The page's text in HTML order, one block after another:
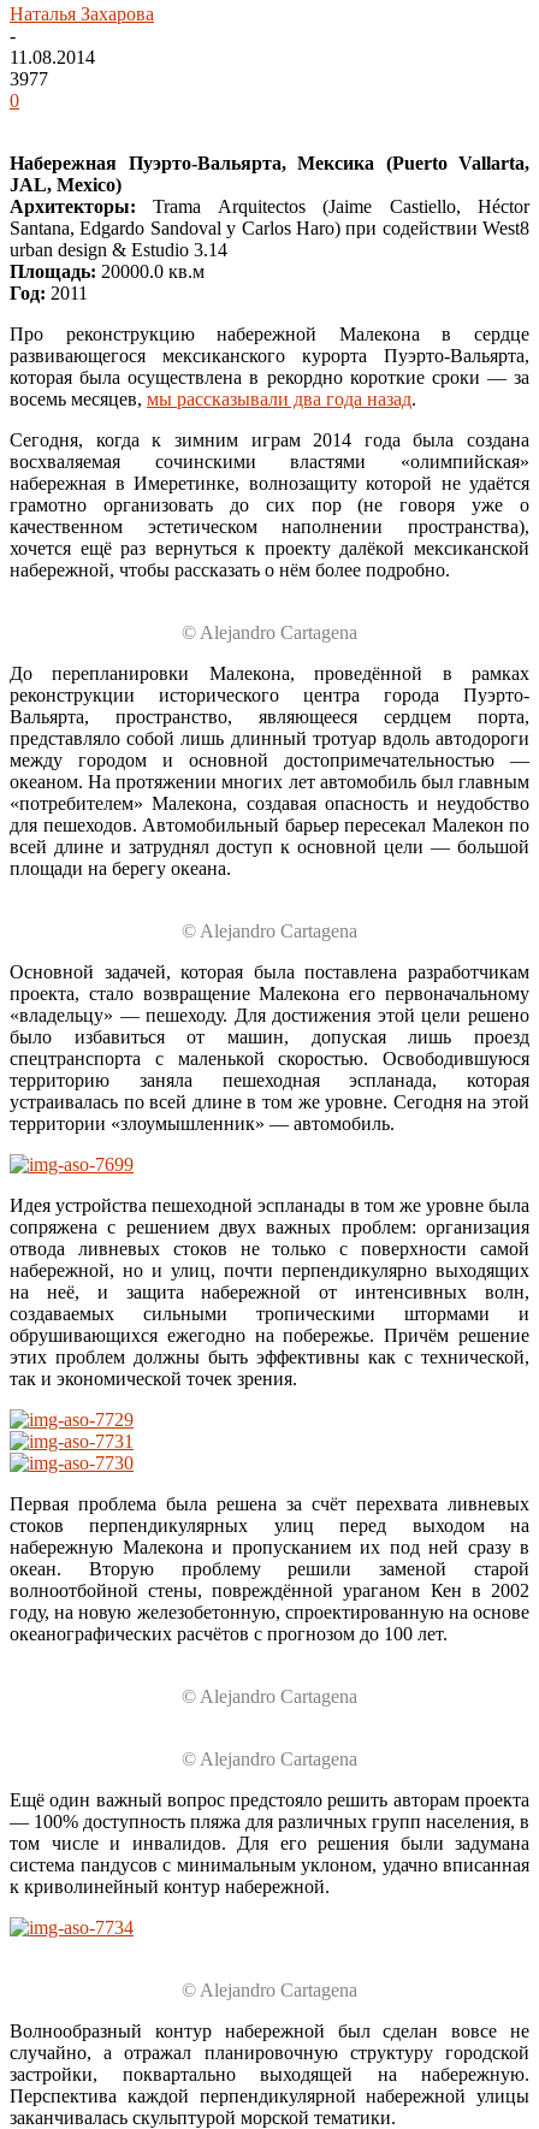
Наталья Захарова
-
11.08.2014
3977
0
Набережная Пуэрто-Вальярта, Мексика (Puerto Vallarta,
JAL, Mexico)
Архитекторы: Trama Arquitectos (Jaime Castiello, Héctor
Santana, Edgardo Sandoval y Carlos Haro) при содействии West8
urban design & Estudio 3.14
Площадь: 20000.0 кв.м
Год: 2011
Про реконструкцию набережной Малекона в сердце
развивающегося мексиканского курорта Пуэрто-Вальярта,
которая была осуществлена в рекордно короткие сроки — за
восемь месяцев, мы рассказывали два года назад.
Сегодня, когда к зимним играм 2014 года была создана
восхваляемая сочинскими властями «олимпийская»
набережная в Имеретинке, волнозащиту которой не удаётся
грамотно организовать до сих пор (не говоря уже о
качественном эстетическом наполнении пространства),
хочется ещё раз вернуться к проекту далёкой мексиканской
набережной, чтобы рассказать о нём более подробно.
© Alejandro Cartagena
До перепланировки Малекона, проведённой в рамках
реконструкции исторического центра города Пуэрто-
Вальярта, пространство, являющееся сердцем порта,
представляло собой лишь длинный тротуар вдоль автодороги
между городом и основной достопримечательностью —
океаном. На протяжении многих лет автомобиль был главным
«потребителем» Малекона, создавая опасность и неудобство
для пешеходов. Автомобильный барьер пересекал Малекон по
всей длине и затруднял доступ к основной цели — большой
площади на берегу океана.
© Alejandro Cartagena
Основной задачей, которая была поставлена разработчикам
проекта, стало возвращение Малекона его первоначальному
«владельцу» — пешеходу. Для достижения этой цели решено
было избавиться от машин, допуская лишь проезд
спецтранспорта с маленькой скоростью. Освободившуюся
территорию заняла пешеходная эспланада, которая
устраивалась по всей длине в том же уровне. Сегодня на этой
территории «злоумышленник» — автомобиль.
Идея устройства пешеходной эспланады в том же уровне была
сопряжена с решением двух важных проблем: организация
отвода ливневых стоков не только с поверхности самой
набережной, но и улиц, почти перпендикулярно выходящих
на неё, и защита набережной от интенсивных волн,
создаваемых сильными тропическими штормами и
обрушивающихся ежегодно на побережье. Причём решение
этих проблем должны быть эффективны как с технической,
так и экономической точек зрения.
Первая проблема была решена за счёт перехвата ливневых
стоков перпендикулярных улиц перед выходом на
набережную Малекона и пропусканием их под ней сразу в
океан. Вторую проблему решили заменой старой
волноотбойной стены, повреждённой ураганом Кен в 2002
году, на новую железобетонную, спроектированную на основе
океанографических расчётов с прогнозом до 100 лет.
© Alejandro Cartagena
© Alejandro Cartagena
Ещё один важный вопрос предстояло решить авторам проекта
— 100% доступность пляжа для различных групп населения, в
том числе и инвалидов. Для его решения были задумана
система пандусов с минимальным уклоном, удачно вписанная
к криволинейный контур набережной.
© Alejandro Cartagena
Волнообразный контур набережной был сделан вовсе не
случайно, а отражал планировочную структуру городской
застройки, поквартально выходящей на набережную.
Перспектива каждой перпендикулярной набережной улицы
заканчивалась скульптурой морской тематики.